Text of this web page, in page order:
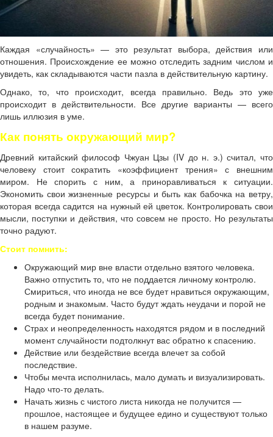
Каждая «случайность» — это результат выбора, действия или
отношения. Происхождение ее можно отследить задним числом и
увидеть, как складываются части пазла в действительную картину.
Однако, то, что происходит, всегда правильно. Ведь это уже
происходит в действительности. Все другие варианты — всего
лишь иллюзия в уме.
Как понять окружающий мир?
Древний китайский философ Чжуан Цзы (IV до н. э.) считал, что
человеку стоит сократить «коэффициент трения» с внешним
миром. Не спорить с ним, а приноравливаться к ситуации.
Экономить свои жизненные ресурсы и быть как бабочка на ветру,
которая всегда садится на нужный ей цветок. Контролировать свои
мысли, поступки и действия, что совсем не просто. Но результаты
точно радуют.
Стоит помнить:
Окружающий мир вне власти отдельно взятого человека.
Важно отпустить то, что не поддается личному контролю.
Смириться, что иногда не все будет нравиться окружающим,
родным и знакомым. Часто будут ждать неудачи и порой не
всегда будет понимание.
Страх и неопределенность находятся рядом и в последний
момент случайности подтолкнут вас обратно к спасению.
Действие или бездействие всегда влечет за собой
последствие.
Чтобы мечта исполнилась, мало думать и визуализировать.
Надо что-то делать.
Начать жизнь с чистого листа никогда не получится —
прошлое, настоящее и будущее едино и существуют только
в нашем разуме.